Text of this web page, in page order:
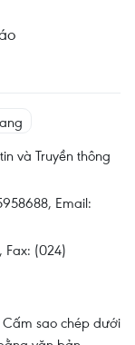
và Truyền thông
Email:
Fax: (024)
Cấm sao chép dưới